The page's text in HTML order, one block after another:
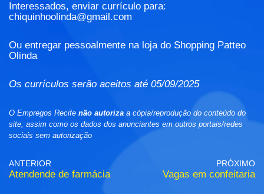
Interessados, enviar currículo para:
chiquinhoolinda@gmail.com
Ou entregar pessoalmente na loja do Shopping Patteo
Olinda
Os currículos serão aceitos até 05/09/2025
O Empregos Recife não autoriza a cópia/reprodução do conteúdo do
site, assim como os dados dos anunciantes em outros portais/redes
sociais sem autorização
ANTERIOR
Atendende de farmácia
PRÓXIMO
Vagas em confeitaria